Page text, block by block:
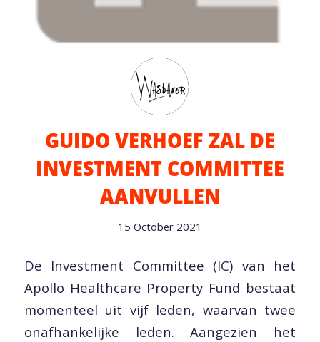
GUIDO VERHOEF ZAL DE
INVESTMENT COMMITTEE
AANVULLEN
15 October 2021
De Investment Committee (IC) van het
Apollo Healthcare Property Fund bestaat
momenteel uit vijf leden, waarvan twee
onafhankelijke leden. Aangezien het